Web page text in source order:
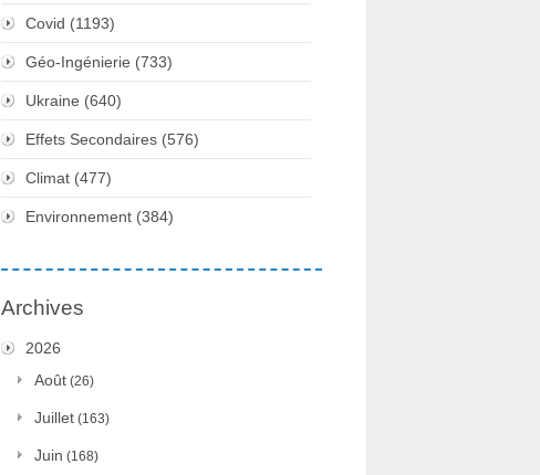
Covid (1193)
Géo-Ingénierie (733)
Ukraine (640)
Effets Secondaires (576)
Climat (477)
Environnement (384)
Archives
2026
Août (26)
Juillet (163)
Juin (168)